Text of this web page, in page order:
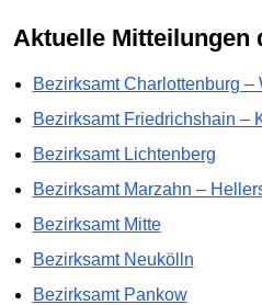
Aktuelle
Bezirksamt Charlottenburg –
Bezirksamt Friedrichshain –
Bezirksamt Lichtenberg
Bezirksamt Marzahn –
Bezirksamt Mitte
Bezirksamt Neukölln
Bezirksamt Pankow